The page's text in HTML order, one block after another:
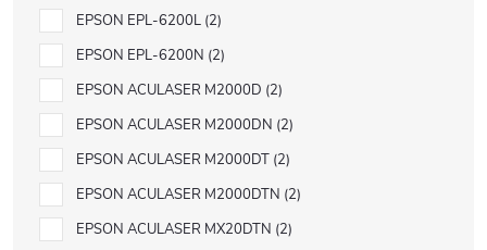
EPSON EPL-6200L 2
EPSON EPL-6200N 2
EPSON ACULASER M2000D 2
EPSON ACULASER M2000DN 2
EPSON ACULASER M2000DT 2
EPSON ACULASER M2000DTN 2
EPSON ACULASER MX20DTN 2